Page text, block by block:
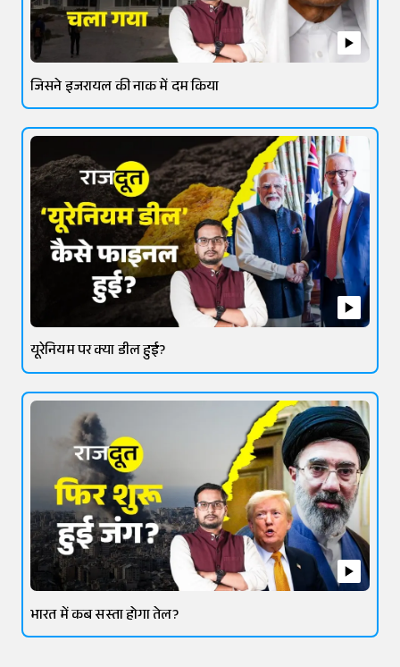
जिसने इजरायल की नाक में दम किया
यूरेनियम पर क्या डील हुई?
भारत में कब सस्ता होगा तेल?